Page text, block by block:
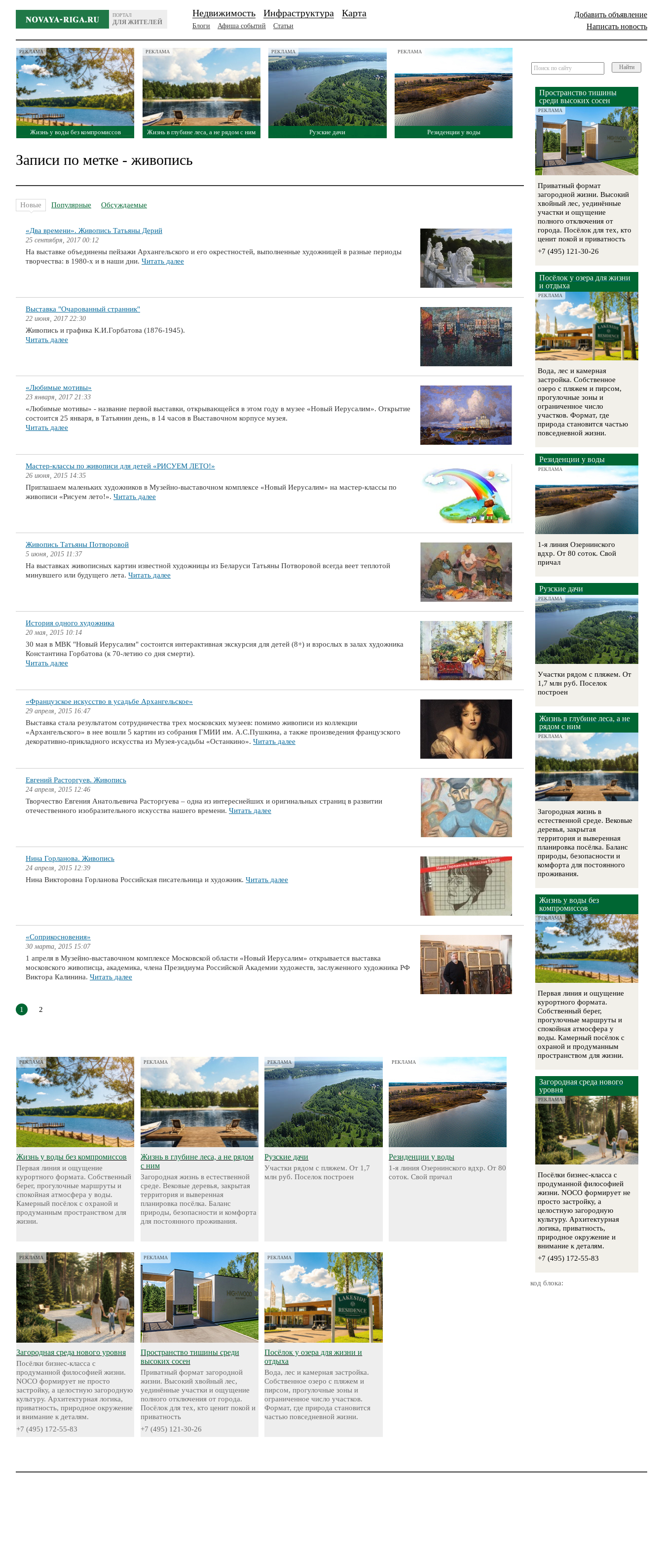
ПОРТАЛ
ДЛЯ ЖИТЕЛЕЙ
Добавить объявление
Написать новость
Недвижимость Инфраструктура Карта
Блоги Афиша событий Статьи
РЕКЛАМА
Жизнь у воды без компромиссов
РЕКЛАМА
Жизнь в глубине леса, а не рядом с ним
РЕКЛАМА
Рузские дачи
РЕКЛАМА
Резиденции у воды
Записи по метке - живопись
Новые Популярные Обсуждаемые
«Два времени». Живопись Татьяны Дерий
25 сентября, 2017 00:12
На выставке объединены пейзажи Архангельского и его окрестностей, выполненные художницей в разные периоды
творчества: в 1980-х и в наши дни. Читать далее
Выставка "Очарованный странник"
22 июня, 2017 22:30
Живопись и графика К.И.Горбатова (1876-1945).
Читать далее
«Любимые мотивы»
23 января, 2017 21:33
«Любимые мотивы» - название первой выставки, открывающейся в этом году в музее «Новый Иерусалим». Открытие
состоится 25 января, в Татьянин день, в 14 часов в Выставочном корпусе музея.
Читать далее
Мастер-классы по живописи для детей «РИСУЕМ ЛЕТО!»
26 июня, 2015 14:35
Приглашаем маленьких художников в Музейно-выставочном комплексе «Новый Иерусалим» на мастер-классы по
живописи «Рисуем лето!». Читать далее
Живопись Татьяны Потворовой
5 июня, 2015 11:37
На выставках живописных картин известной художницы из Беларуси Татьяны Потворовой всегда веет теплотой
минувшего или будущего лета. Читать далее
История одного художника
20 мая, 2015 10:14
30 мая в МВК "Новый Иерусалим" состоится интерактивная экскурсия для детей (8+) и взрослых в залах художника
Константина Горбатова (к 70-летию со дня смерти).
Читать далее
«Французское искусство в усадьбе Архангельское»
29 апреля, 2015 16:47
Выставка стала результатом сотрудничества трех московских музеев: помимо живописи из коллекции
«Архангельского» в нее вошли 5 картин из собрания ГМИИ им. А.С.Пушкина, а также произведения французского
декоративно-прикладного искусства из Музея-усадьбы «Останкино». Читать далее
Евгений Расторгуев. Живопись
24 апреля, 2015 12:46
Творчество Евгения Анатольевича Расторгуева – одна из интереснейших и оригинальных страниц в развитии
отечественного изобразительного искусства нашего времени. Читать далее
Нина Горланова. Живопись
24 апреля, 2015 12:39
Нина Викторовна Горланова Российская писательница и художник. Читать далее
«Соприкосновения»
30 марта, 2015 15:07
1 апреля в Музейно-выставочном комплексе Московской области «Новый Иерусалим» открывается выставка
московского живописца, академика, члена Президиума Российской Академии художеств, заслуженного художника РФ
Виктора Калинина. Читать далее
1 2
РЕКЛАМА
Жизнь у воды без компромиссов
Первая линия и ощущение
курортного формата. Собственный
берег, прогулочные маршруты и
спокойная атмосфера у воды.
Камерный посёлок с охраной и
продуманным пространством для
жизни.
РЕКЛАМА
Жизнь в глубине леса, а не рядом
с ним
Загородная жизнь в естественной
среде. Вековые деревья, закрытая
территория и выверенная
планировка посёлка. Баланс
природы, безопасности и комфорта
для постоянного проживания.
РЕКЛАМА
Рузские дачи
Участки рядом с пляжем. От 1,7
млн руб. Поселок построен
РЕКЛАМА
Резиденции у воды
1-я линия Озернинского вдхр. От 80
соток. Свой причал
РЕКЛАМА
Загородная среда нового уровня
Посёлки бизнес-класса с
продуманной философией жизни.
NOCO формирует не просто
застройку, а целостную загородную
культуру. Архитектурная логика,
приватность, природное окружение
и внимание к деталям.
+7 (495) 172-55-83
РЕКЛАМА
Пространство тишины среди
высоких сосен
Приватный формат загородной
жизни. Высокий хвойный лес,
уединённые участки и ощущение
полного отключения от города.
Посёлок для тех, кто ценит покой и
приватность
+7 (495) 121-30-26
РЕКЛАМА
Посёлок у озера для жизни и
отдыха
Вода, лес и камерная застройка.
Собственное озеро с пляжем и
пирсом, прогулочные зоны и
ограниченное число участков.
Формат, где природа становится
частью повседневной жизни.
Найти
Пространство тишины
среди высоких сосен
РЕКЛАМА
Приватный формат
загородной жизни. Высокий
хвойный лес, уединённые
участки и ощущение
полного отключения от
города. Посёлок для тех, кто
ценит покой и приватность
+7 (495) 121-30-26
Посёлок у озера для жизни
и отдыха
РЕКЛАМА
Вода, лес и камерная
застройка. Собственное
озеро с пляжем и пирсом,
прогулочные зоны и
ограниченное число
участков. Формат, где
природа становится частью
повседневной жизни.
Резиденции у воды
РЕКЛАМА
1-я линия Озернинского
вдхр. От 80 соток. Свой
причал
Рузские дачи
РЕКЛАМА
Участки рядом с пляжем. От
1,7 млн руб. Поселок
построен
Жизнь в глубине леса, а не
рядом с ним
РЕКЛАМА
Загородная жизнь в
естественной среде. Вековые
деревья, закрытая
территория и выверенная
планировка посёлка. Баланс
природы, безопасности и
комфорта для постоянного
проживания.
Жизнь у воды без
компромиссов
РЕКЛАМА
Первая линия и ощущение
курортного формата.
Собственный берег,
прогулочные маршруты и
спокойная атмосфера у
воды. Камерный посёлок с
охраной и продуманным
пространством для жизни.
Загородная среда нового
уровня
РЕКЛАМА
Посёлки бизнес-класса с
продуманной философией
жизни. NOCO формирует не
просто застройку, а
целостную загородную
культуру. Архитектурная
логика, приватность,
природное окружение и
внимание к деталям.
+7 (495) 172-55-83
код блока: